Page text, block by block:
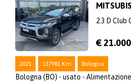
2.3 D Club
€ 21.000
2021 137981 Km Bologna
Bologna (BO) - usato -